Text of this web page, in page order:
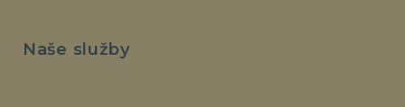
Naše služby